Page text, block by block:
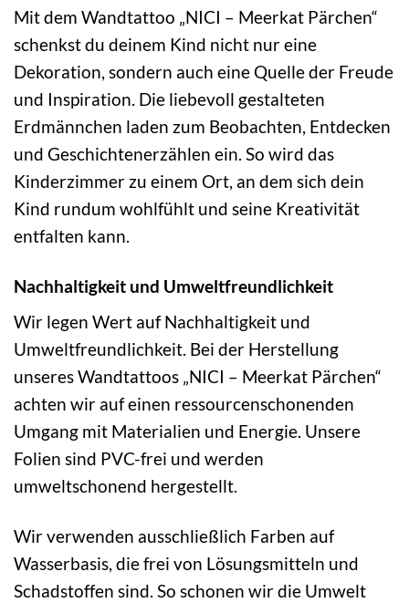
Mit dem Wandtattoo „NICI – Meerkat Pärchen“
schenkst du deinem Kind nicht nur eine
Dekoration, sondern auch eine Quelle der Freude
und Inspiration. Die liebevoll gestalteten
Erdmännchen laden zum Beobachten, Entdecken
und Geschichtenerzählen ein. So wird das
Kinderzimmer zu einem Ort, an dem sich dein
Kind rundum wohlfühlt und seine Kreativität
entfalten kann.
Nachhaltigkeit und Umweltfreundlichkeit
Wir legen Wert auf Nachhaltigkeit und
Umweltfreundlichkeit. Bei der Herstellung
unseres Wandtattoos „NICI – Meerkat Pärchen“
achten wir auf einen ressourcenschonenden
Umgang mit Materialien und Energie. Unsere
Folien sind PVC-frei und werden
umweltschonend hergestellt.
Wir verwenden ausschließlich Farben auf
Wasserbasis, die frei von Lösungsmitteln und
Schadstoffen sind. So schonen wir die Umwelt